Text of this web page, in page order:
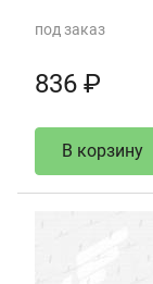
под заказ
836 ₽
В корзину